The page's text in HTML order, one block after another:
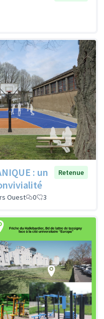
: un
Retenue
Ouest 0 3